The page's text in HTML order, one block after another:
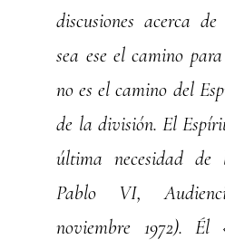
discusiones acerca
sea ese el camino
no es el camino del
de la división. El
última necesidad
Pablo VI,
noviembre 1972). Él